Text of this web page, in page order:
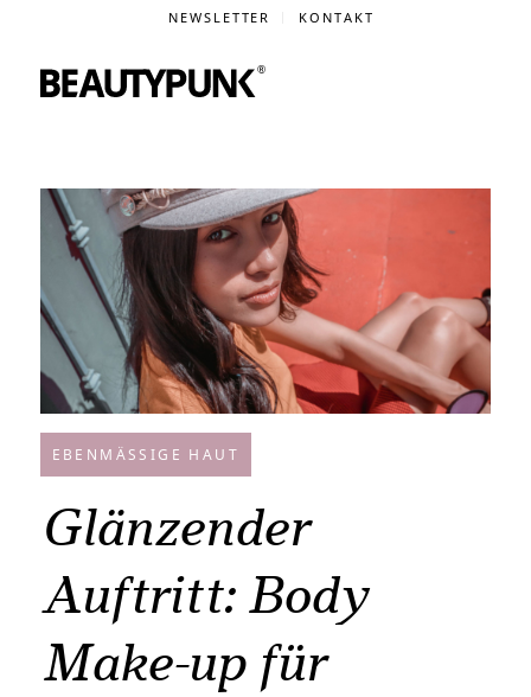
NEWSLETTER KONTAKT
EBENMÄSSIGE HAUT
Glänzender
Auftritt: Body
Make-up für